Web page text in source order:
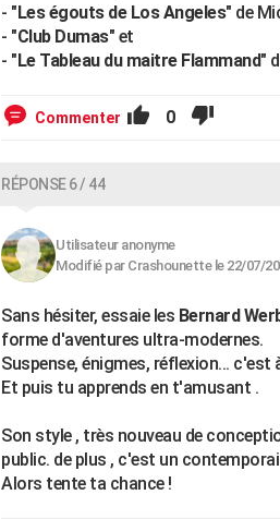
- "Les égouts de Los Angeles" de
- "Club Dumas" et
- "Le Tableau du maitre Flammand"
Commenter 0
RÉPONSE 6 / 44
Utilisateur anonyme
Modifié par Crashounette le 22/07/
Sans hésiter, essaie les Bernard
forme d'aventures ultra-modernes.
Suspense, énigmes, réflexion... c'est
Et puis tu apprends en t'amusant .
Son style , très nouveau de
public. de plus , c'est un
Alors tente ta chance !